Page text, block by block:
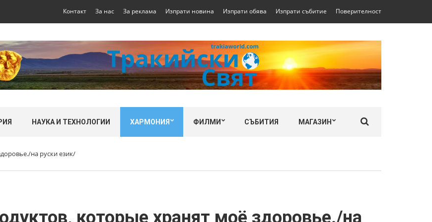
Контакт За нас За реклама Изпрати новина Изпрати обява Изпрати събитие Поверителност
НАУКА И ТЕХНОЛОГИИ ХАРМОНИЯ ФИЛМИ СЪБИТИЯ МАГАЗИН
на руски език/
которые хранят моё здоровье./на